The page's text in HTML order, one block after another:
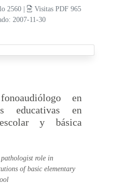
2560 |
Visitas PDF 965
2007-11-30
en
educativas en
y básica
pathologist role in
of basic elementary